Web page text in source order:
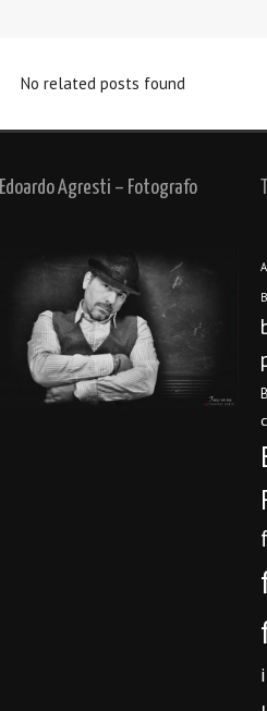
No related posts found
Edoardo Agresti – Fotografo